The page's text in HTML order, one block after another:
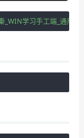
_WIN学习手工端 通用视